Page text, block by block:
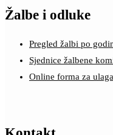
Žalbe i odluke
Pregled žalbi po
Sjednice žalbene
Online forma za